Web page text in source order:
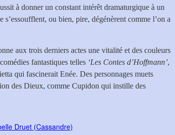
à donner un constant intérêt dramaturgique à un
s’essoufflent, ou bien, pire, dégénèrent comme l’on a
aux trois derniers actes une vitalité et des couleurs
fantastiques telles ‘Les Contes d’Hoffmann’,
qui fascinerait Enée. Des personnages muets
des Dieux, comme Cupidon qui instille des